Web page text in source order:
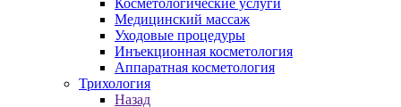
Косметологические услуги
Медицинский массаж
Уходовые процедуры
Инъекционная косметология
Аппаратная косметология
Трихология
Назад